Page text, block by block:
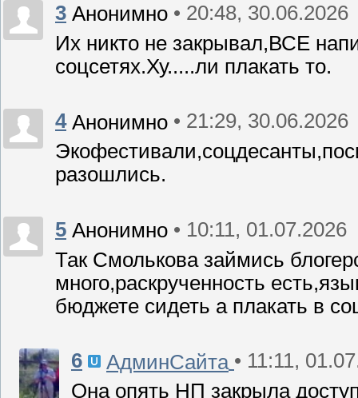
3 Анонимно • 20:48, 30.06.2026
Их никто не закрывал,ВСЕ
соцсетях.Ху.....ли плакать то.
4 Анонимно • 21:29, 30.06.2026
разошлись.
5 Анонимно • 10:11, 01.07.2026
Так Смолькова займись
много,раскрученность
бюджете сидеть а плакать в
6 АдминСайта • 11:11,
Она опять НП закрыла